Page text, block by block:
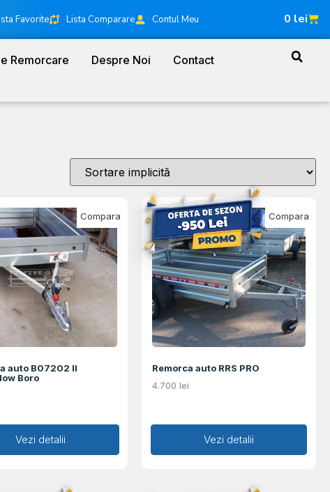
Favorite Lista Comparare Contul Meu 0 lei
Remorcare Despre Noi Contact
auto B07202 II
Boro
Adaugă în coș
Vezi detalii
Compara
Remorca auto RRS PRO
4.700 lei
Adaugă în coș
Vezi detalii
Compara